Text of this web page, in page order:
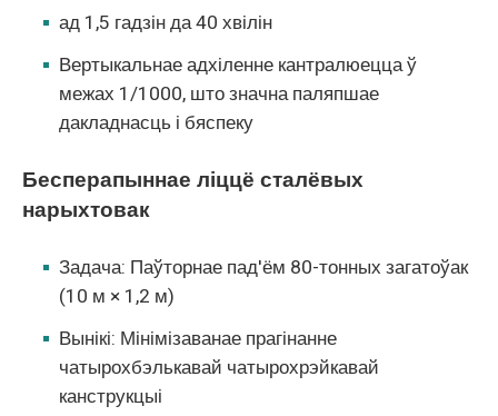
ад 1,5 гадзін да 40 хвілін
Вертыкальнае адхіленне кантралюецца ў
межах 1/1000, што значна паляпшае
дакладнасць і бяспеку
Бесперапыннае ліццё сталёвых
нарыхтовак
Задача: Паўторнае пад'ём 80-тонных загатоўак
(10 м × 1,2 м)
Вынікі: Мінімізаванае прагінанне
чатырохбэлькавай чатырохрэйкавай
канструкцыі